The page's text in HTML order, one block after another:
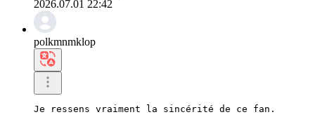
2026.07.01 22:42
polkmnmklop
Je ressens vraiment la sincérité de ce fan.